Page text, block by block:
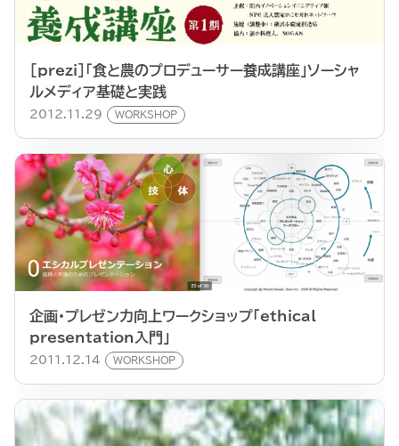
[prezi]「食と農のプロデューサー養成講座」ソーシャ
ルメディア基礎と実践
2012.11.29 WORKSHOP
企画・プレゼン力向上ワークショップ「ethical
presentation入門」
2011.12.14 WORKSHOP